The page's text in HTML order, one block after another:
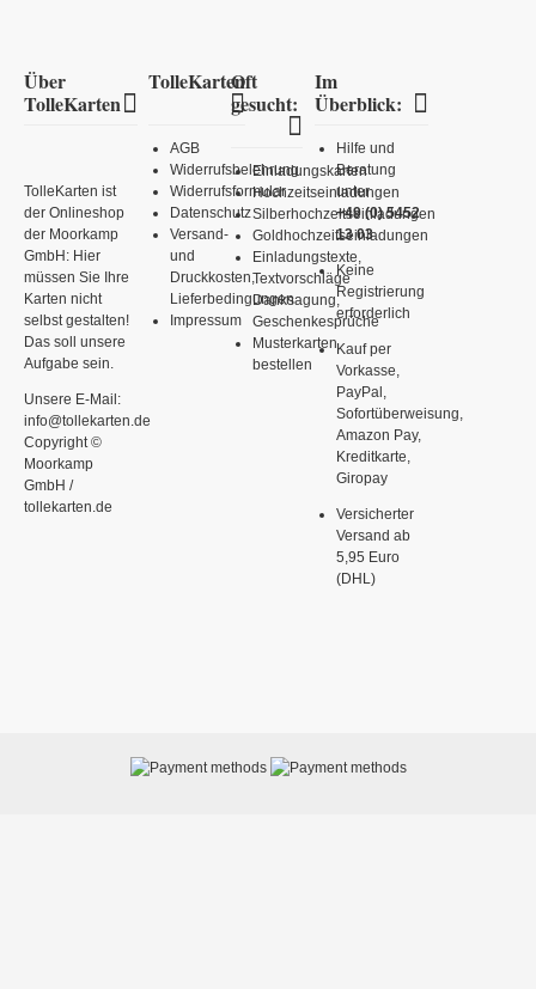
Über
TolleKarten
TolleKarten ist
der Onlineshop
der Moorkamp
GmbH: Hier
müssen Sie Ihre
Karten nicht
selbst gestalten!
Das soll unsere
Aufgabe sein.
Unsere E-Mail:
info@tollekarten.de
Copyright ©
Moorkamp
GmbH /
tollekarten.de
TolleKarten
AGB
Widerrufsbelehrung
Widerrufsformular
Datenschutz
Versand-
und
Druckkosten,
Lieferbedingungen
Impressum
Oft
gesucht:
Einladungskarten
Hochzeitseinladungen
Silberhochzeitseinladungen
Goldhochzeitseinladungen
Einladungstexte,
Textvorschläge
Danksagung,
Geschenkesprüche
Musterkarten
bestellen
Im
Überblick:
Hilfe und
Beratung
unter
+49 (0) 5452
13 03
Keine
Registrierung
erforderlich
Kauf per
Vorkasse,
PayPal,
Sofortüberweisung,
Amazon Pay,
Kreditkarte,
Giropay
Versicherter
Versand ab
5,95 Euro
(DHL)